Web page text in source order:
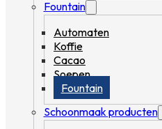
Fountain
Automaten
Koffie
Cacao
Soepen
Fountain
Schoonmaak producten